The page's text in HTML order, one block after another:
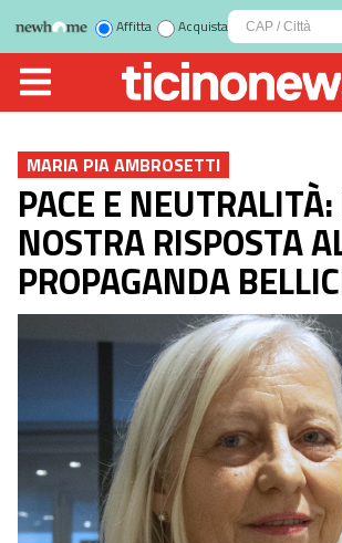
Affitta Acquista
MARIA PIA AMBROSETTI
PACE E
NOSTRA RISPOSTA
PROPAGANDA